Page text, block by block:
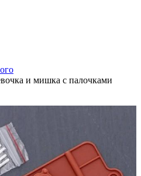
и мишка с палочками